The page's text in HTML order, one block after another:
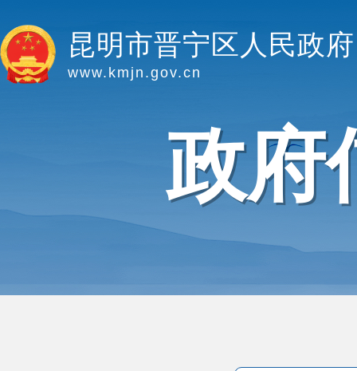
昆明市晋宁区人民政府
www.kmjn.gov.cn
政府